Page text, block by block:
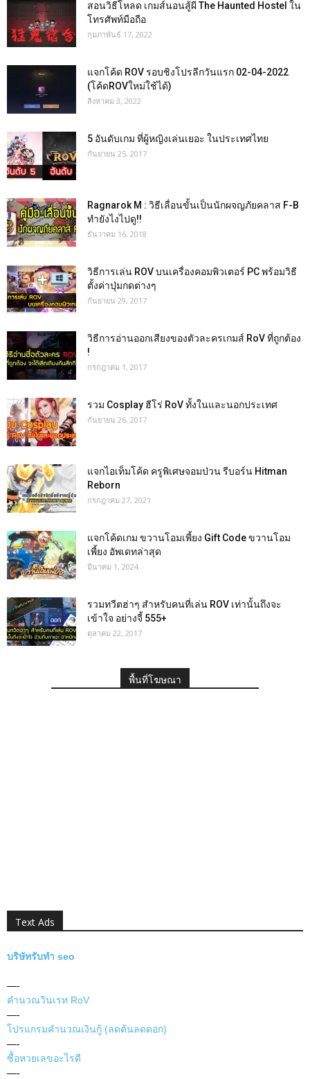
สอนวิธีโหลด เกมส์นอนสู้ผี The Haunted Hostel ใน
โทรศัพท์มือถือ
กุมภาพันธ์ 17, 2022
แจกโค้ด ROV รอบชิงโปรลีกวันแรก 02-04-2022
(โค้ดROVใหม่ใช้ได้)
สิงหาคม 3, 2022
5 อันดับเกม ที่ผู้หญิงเล่นเยอะ ในประเทศไทย
กันยายน 25, 2017
Ragnarok M : วิธีเลื่อนขั้นเป็นนักผจญภัยคลาส F-B
ทำยังไงไปดู!!
ธันวาคม 16, 2018
วิธีการเล่น ROV บนเครื่องคอมพิวเตอร์ PC พร้อมวิธี
ตั้งค่าปุ่มกดต่างๆ
กันยายน 29, 2017
วิธีการอ่านออกเสียงของตัวละครเกมส์ RoV ที่ถูกต้อง
!
กรกฎาคม 1, 2017
รวม Cosplay ฮีโร่ RoV ทั้งในและนอกประเทศ
กันยายน 26, 2017
แจกไอเท็มโค้ด ครูพิเศษจอมป่วน รีบอร์น Hitman
Reborn
กรกฎาคม 27, 2021
แจกโค้ดเกม ขวานโอมเพี้ยง Gift Code ขวานโอม
เพี้ยง อัพเดทล่าสุด
มีนาคม 1, 2024
รวมทวีตฮ่าๆ สำหรับคนที่เล่น ROV เท่านั้นถึงจะ
เข้าใจ อย่างจี้ 555+
ตุลาคม 22, 2017
พื้นที่โฆษณา
Text Ads
บริษัทรับทำ seo
—-
คำนวณวินเรท RoV
—-
โปรแกรมคำนวณเงินกู้ (ลดต้นลดดอก)
—-
ซื้อหวยเลขอะไรดี
—-